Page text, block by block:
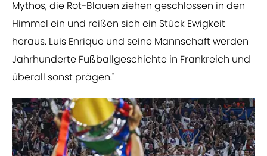
Mythos, die Rot-Blauen ziehen geschlossen in den
Himmel ein und reißen sich ein Stück Ewigkeit
heraus. Luis Enrique und seine Mannschaft werden
Jahrhunderte Fußballgeschichte in Frankreich und
überall sonst prägen."